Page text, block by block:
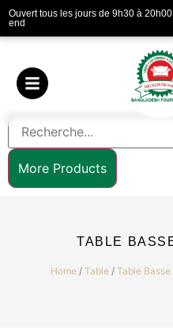
Ouvert tous les jours de 9h30 à
end
More Products
TABLE
Home / Table / Table Basse